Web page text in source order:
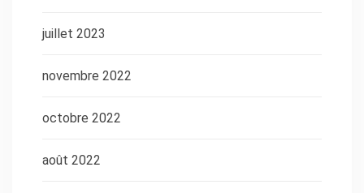
juillet 2023
novembre 2022
octobre 2022
août 2022